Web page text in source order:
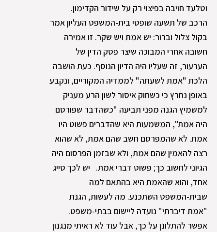
וטלעד חויבה בפיצוי רק על שידור הקדימון.
הרכב של תשעה שופטי בית-המשפט העליון אמר
בקול צלול וברור: יש אמת ויש שקר. זו אמירה
חשובה אחרי המבוכה שיצר פסק הדין של
הערעור, זה שעליו היה הדיון הנוסף. כעת הושבה
הלכת "אמת לשעתה" לממדיה המקוריים, ונקבע
באופן נחרץ כי כשחוק איסור לשון הרע מעניק
למשמיץ הגנה מפני תביעה "כשהדבר שפורסם
היה אמת", המשמעות היא שהדברים פשוט היו
אמת. לא שהמפרסם חשב שהם אמת, לא שהוא
רצה להאמין שהם אמת, ולא שבזמן הפרסום היה
הגיוני לחשוב כך; פשוט דברי אמת. יש לכך סייג
אחד, והוא שהאמת היא בהתאם למה
שבית-המשפט השתכנע. מה לעשות, הגנת
"אמת דיברתי" נועדה ליישום בבתי-משפט.
אפשר להתלונן על כך, אבל עוד לא ראיתי מנגנון